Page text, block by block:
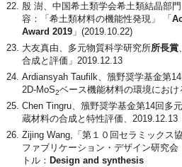
殷 澍、中国希土類学会希土類結晶部
容：「希土類材料の機能性発現」 「
Award 2019 」(2019.10.22)
大友真由、多元物質科学研究所所長賞
合成と評価」2019.12.13
Ardiansyah Taufilk、籏野奨学基金第
2D-MoS2ベース機能材料の環境にお
Chen Tingru、籏野奨学基金第14回多
蔵材料の合成と特性評価、2019.12.13
Zijing Wang,「第１０回セラミックス
ファブリケーション・デザイン研究会
トル： Design and synthesis